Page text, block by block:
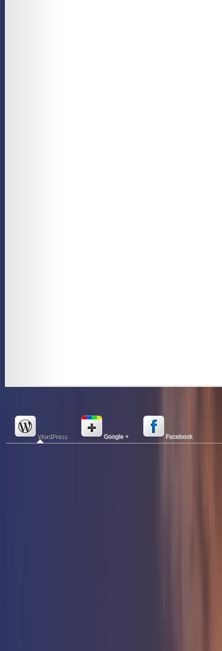
WordPress Google + Facebook